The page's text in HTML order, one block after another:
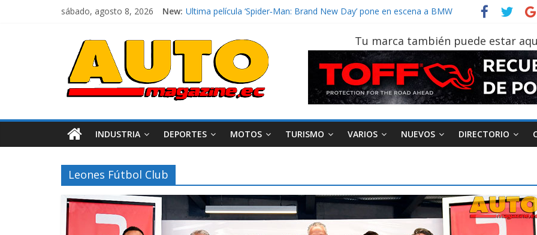
sábado, agosto 8, 2026 New: Ultima película ‘Spider‑Man: Brand New Day’ pone en escena a BMW
La Vuelta al Ecuador 2026, edición 47ª, recorre 7 provincias en 8 días
La FEDAK recibe 12 Sinotruk Bolden para cubrir las rutas de La Vuelta
El costo de tener un vehículo gana protagonismo a la hora de decidir
Tu marca también puede estar
INDUSTRIA DEPORTES MOTOS TURISMO VARIOS NUEVOS DIRECTORIO
Leones Fútbol Club